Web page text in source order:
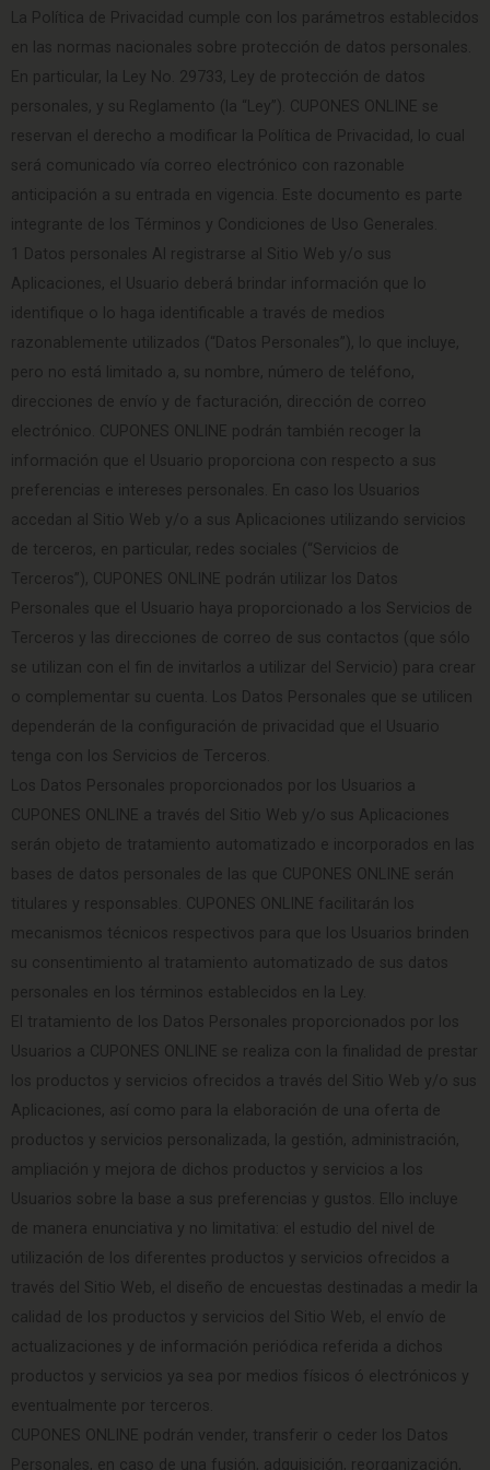
La Política de Privacidad cumple con los parámetros establecidos
en las normas nacionales sobre protección de datos personales.
En particular, la Ley No. 29733, Ley de protección de datos
personales, y su Reglamento (la “Ley”). CUPONES ONLINE se
reservan el derecho a modificar la Política de Privacidad, lo cual
será comunicado vía correo electrónico con razonable
anticipación a su entrada en vigencia. Este documento es parte
integrante de los Términos y Condiciones de Uso Generales.
1 Datos personales Al registrarse al Sitio Web y/o sus
Aplicaciones, el Usuario deberá brindar información que lo
identifique o lo haga identificable a través de medios
razonablemente utilizados (“Datos Personales”), lo que incluye,
pero no está limitado a, su nombre, número de teléfono,
direcciones de envío y de facturación, dirección de correo
electrónico. CUPONES ONLINE podrán también recoger la
información que el Usuario proporciona con respecto a sus
preferencias e intereses personales. En caso los Usuarios
accedan al Sitio Web y/o a sus Aplicaciones utilizando servicios
de terceros, en particular, redes sociales (“Servicios de
Terceros”), CUPONES ONLINE podrán utilizar los Datos
Personales que el Usuario haya proporcionado a los Servicios de
Terceros y las direcciones de correo de sus contactos (que sólo
se utilizan con el fin de invitarlos a utilizar del Servicio) para crear
o complementar su cuenta. Los Datos Personales que se utilicen
dependerán de la configuración de privacidad que el Usuario
tenga con los Servicios de Terceros.
Los Datos Personales proporcionados por los Usuarios a
CUPONES ONLINE a través del Sitio Web y/o sus Aplicaciones
serán objeto de tratamiento automatizado e incorporados en las
bases de datos personales de las que CUPONES ONLINE serán
titulares y responsables. CUPONES ONLINE facilitarán los
mecanismos técnicos respectivos para que los Usuarios brinden
su consentimiento al tratamiento automatizado de sus datos
personales en los términos establecidos en la Ley.
El tratamiento de los Datos Personales proporcionados por los
Usuarios a CUPONES ONLINE se realiza con la finalidad de prestar
los productos y servicios ofrecidos a través del Sitio Web y/o sus
Aplicaciones, así como para la elaboración de una oferta de
productos y servicios personalizada, la gestión, administración,
ampliación y mejora de dichos productos y servicios a los
Usuarios sobre la base a sus preferencias y gustos. Ello incluye
de manera enunciativa y no limitativa: el estudio del nivel de
utilización de los diferentes productos y servicios ofrecidos a
través del Sitio Web, el diseño de encuestas destinadas a medir la
calidad de los productos y servicios del Sitio Web, el envío de
actualizaciones y de información periódica referida a dichos
productos y servicios ya sea por medios físicos ó electrónicos y
eventualmente por terceros.
CUPONES ONLINE podrán vender, transferir o ceder los Datos
Personales, en caso de una fusión, adquisición, reorganización,